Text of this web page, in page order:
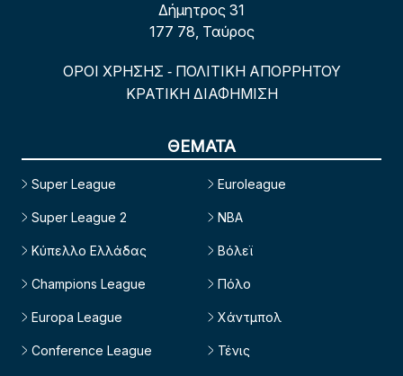
Δήμητρος 31
177 78, Ταύρος
ΟΡΟΙ ΧΡΗΣΗΣ - ΠΟΛΙΤΙΚΗ ΑΠΟΡΡΗΤΟΥ
ΚΡΑΤΙΚΗ ΔΙΑΦΗΜΙΣΗ
ΘΕΜΑΤΑ
Super League
Super League 2
Κύπελλο Ελλάδας
Champions League
Europa League
Conference League
Euroleague
NBA
Βόλεϊ
Πόλο
Χάντμπολ
Τένις